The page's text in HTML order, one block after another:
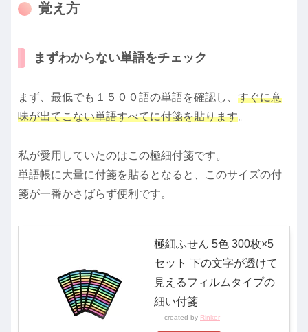
覚え方
まずわからない単語をチェック
まず、最低でも１５００語の単語を確認し、 すぐに意
味が出てこない単語すべてに付箋を貼ります。
私が愛用していたのはこの極細付箋です。
単語帳に大量に付箋を貼るとなると、このサイズの付
箋が一番かさばらず便利です。
極細ふせん 5色 300枚×5
セット 下の文字が透けて
見えるフィルムタイプの
細い付箋
created by Rinker